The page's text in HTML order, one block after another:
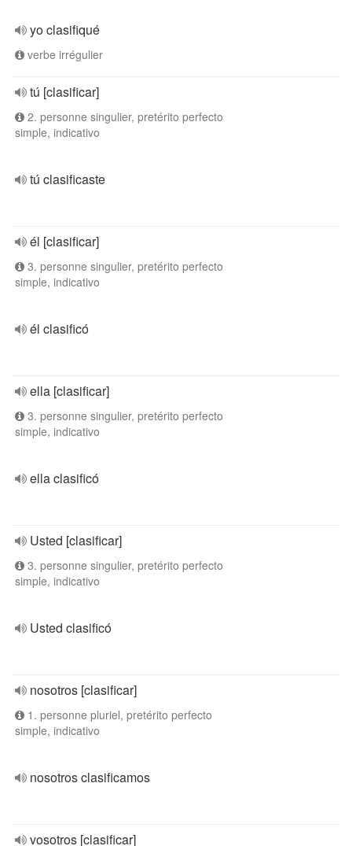
yo clasifiqué
verbe irrégulier
tú [clasificar]
2. personne singulier, pretérito perfecto
simple, indicativo
tú clasificaste
él [clasificar]
3. personne singulier, pretérito perfecto
simple, indicativo
él clasificó
ella [clasificar]
3. personne singulier, pretérito perfecto
simple, indicativo
ella clasificó
Usted [clasificar]
3. personne singulier, pretérito perfecto
simple, indicativo
Usted clasificó
nosotros [clasificar]
1. personne pluriel, pretérito perfecto
simple, indicativo
nosotros clasificamos
vosotros [clasificar]